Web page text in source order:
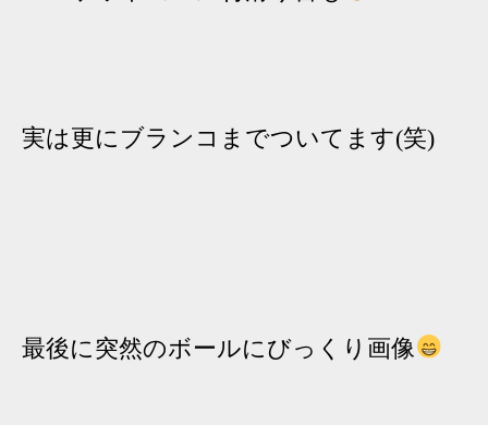
実は更にブランコまでついてます(笑)
最後に突然のボールにびっくり画像